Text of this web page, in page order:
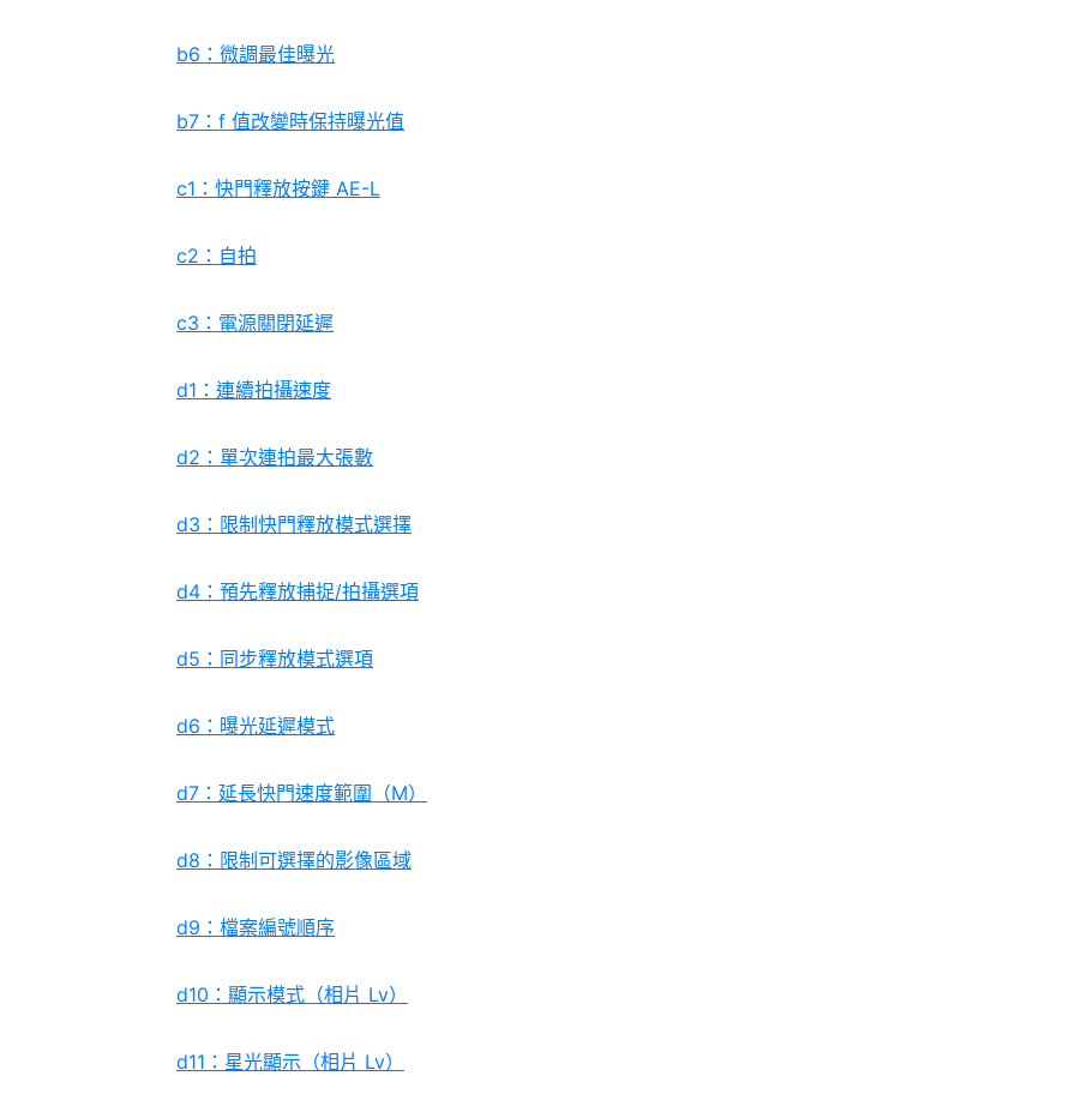
b6：微調最佳曝光
b7：f 值改變時保持曝光值
c1：快門釋放按鍵 AE-L
c2：自拍
c3：電源關閉延遲
d1：連續拍攝速度
d2：單次連拍最大張數
d3：限制快門釋放模式選擇
d4：預先釋放捕捉/拍攝選項
d5：同步釋放模式選項
d6：曝光延遲模式
d7：延長快門速度範圍（M）
d8：限制可選擇的影像區域
d9：檔案編號順序
d10：顯示模式（相片 Lv）
d11：星光顯示（相片 Lv）